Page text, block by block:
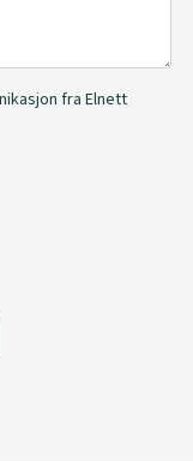
fra Elnett